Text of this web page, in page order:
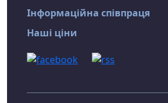
Інформаційна співпраця
Наші ціни